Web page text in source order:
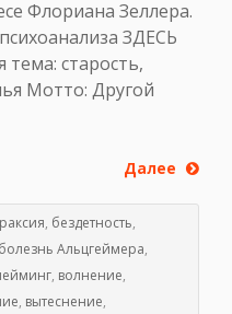
Флориана Зеллера.
ЗДЕСЬ
тема: старость,
Мотто: Другой
Далее
, бездетность,
болезнь Альцгеймера,
, волнение,
, вытеснение,